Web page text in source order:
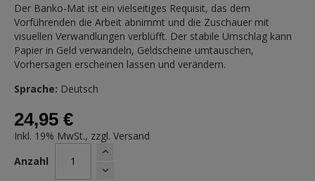
Der Banko-Mat ist ein vielseitiges Requisit, das dem
Vorführenden die Arbeit abnimmt und die Zuschauer mit
visuellen Verwandlungen verblüfft. Der stabile Umschlag kann
Papier in Geld verwandeln, Geldscheine umtauschen,
Vorhersagen erscheinen lassen und verändern.
Sprache: Deutsch
24,95 €
Inkl. 19% MwSt., zzgl. Versand
Anzahl